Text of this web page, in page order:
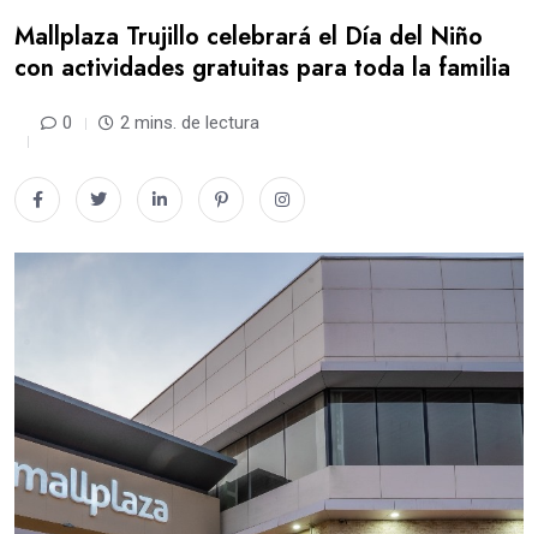
Mallplaza Trujillo celebrará el Día del Niño
con actividades gratuitas para toda la familia
0 2 mins. de lectura